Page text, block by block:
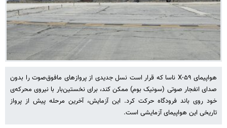
هواپیمای X-۵۹ ناسا که قرار است نسل جدیدی از پروازهای مافوق‌صوت را بدون
صدای انفجار صوتی (سونیک بوم) ممکن کند، برای نخستین‌بار با نیروی محرکه‌ی
خود روی باند فرودگاه حرکت کرد. این آزمایش، آخرین مرحله پیش از پرواز
تاریخی این هواپیمای آزمایشی است.